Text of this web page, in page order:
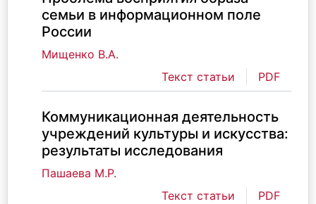
семьи в информационном поле
России
Мищенко В.А.
Текст статьи
PDF
Коммуникационная деятельность
учреждений культуры и искусства:
результаты исследования
Пашаева М.Р.
Текст статьи
PDF